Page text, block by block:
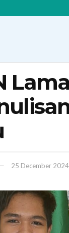
25 December 2024